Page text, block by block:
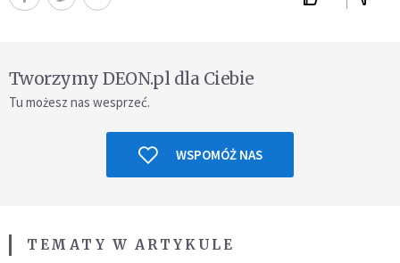
Tworzymy DEON.pl dla Ciebie
Tu możesz nas wesprzeć.
WSPOMÓŻ NAS
TEMATY W ARTYKULE